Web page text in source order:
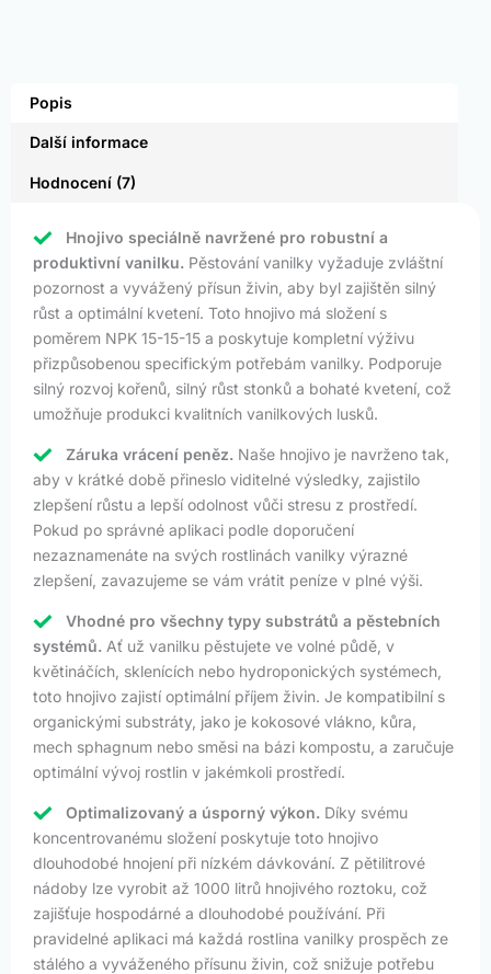
Popis
Další informace
Hodnocení (7)
Hnojivo speciálně navržené pro robustní a
produktivní vanilku. Pěstování vanilky vyžaduje zvláštní
pozornost a vyvážený přísun živin, aby byl zajištěn silný
růst a optimální kvetení. Toto hnojivo má složení s
poměrem NPK 15-15-15 a poskytuje kompletní výživu
přizpůsobenou specifickým potřebám vanilky. Podporuje
silný rozvoj kořenů, silný růst stonků a bohaté kvetení, což
umožňuje produkci kvalitních vanilkových lusků.
Záruka vrácení peněz. Naše hnojivo je navrženo tak,
aby v krátké době přineslo viditelné výsledky, zajistilo
zlepšení růstu a lepší odolnost vůči stresu z prostředí.
Pokud po správné aplikaci podle doporučení
nezaznamenáte na svých rostlinách vanilky výrazné
zlepšení, zavazujeme se vám vrátit peníze v plné výši.
Vhodné pro všechny typy substrátů a pěstebních
systémů. Ať už vanilku pěstujete ve volné půdě, v
květináčích, sklenících nebo hydroponických systémech,
toto hnojivo zajistí optimální příjem živin. Je kompatibilní s
organickými substráty, jako je kokosové vlákno, kůra,
mech sphagnum nebo směsi na bázi kompostu, a zaručuje
optimální vývoj rostlin v jakémkoli prostředí.
Optimalizovaný a úsporný výkon. Díky svému
koncentrovanému složení poskytuje toto hnojivo
dlouhodobé hnojení při nízkém dávkování. Z pětilitrové
nádoby lze vyrobit až 1000 litrů hnojivého roztoku, což
zajišťuje hospodárné a dlouhodobé používání. Při
pravidelné aplikaci má každá rostlina vanilky prospěch ze
stálého a vyváženého přísunu živin, což snižuje potřebu